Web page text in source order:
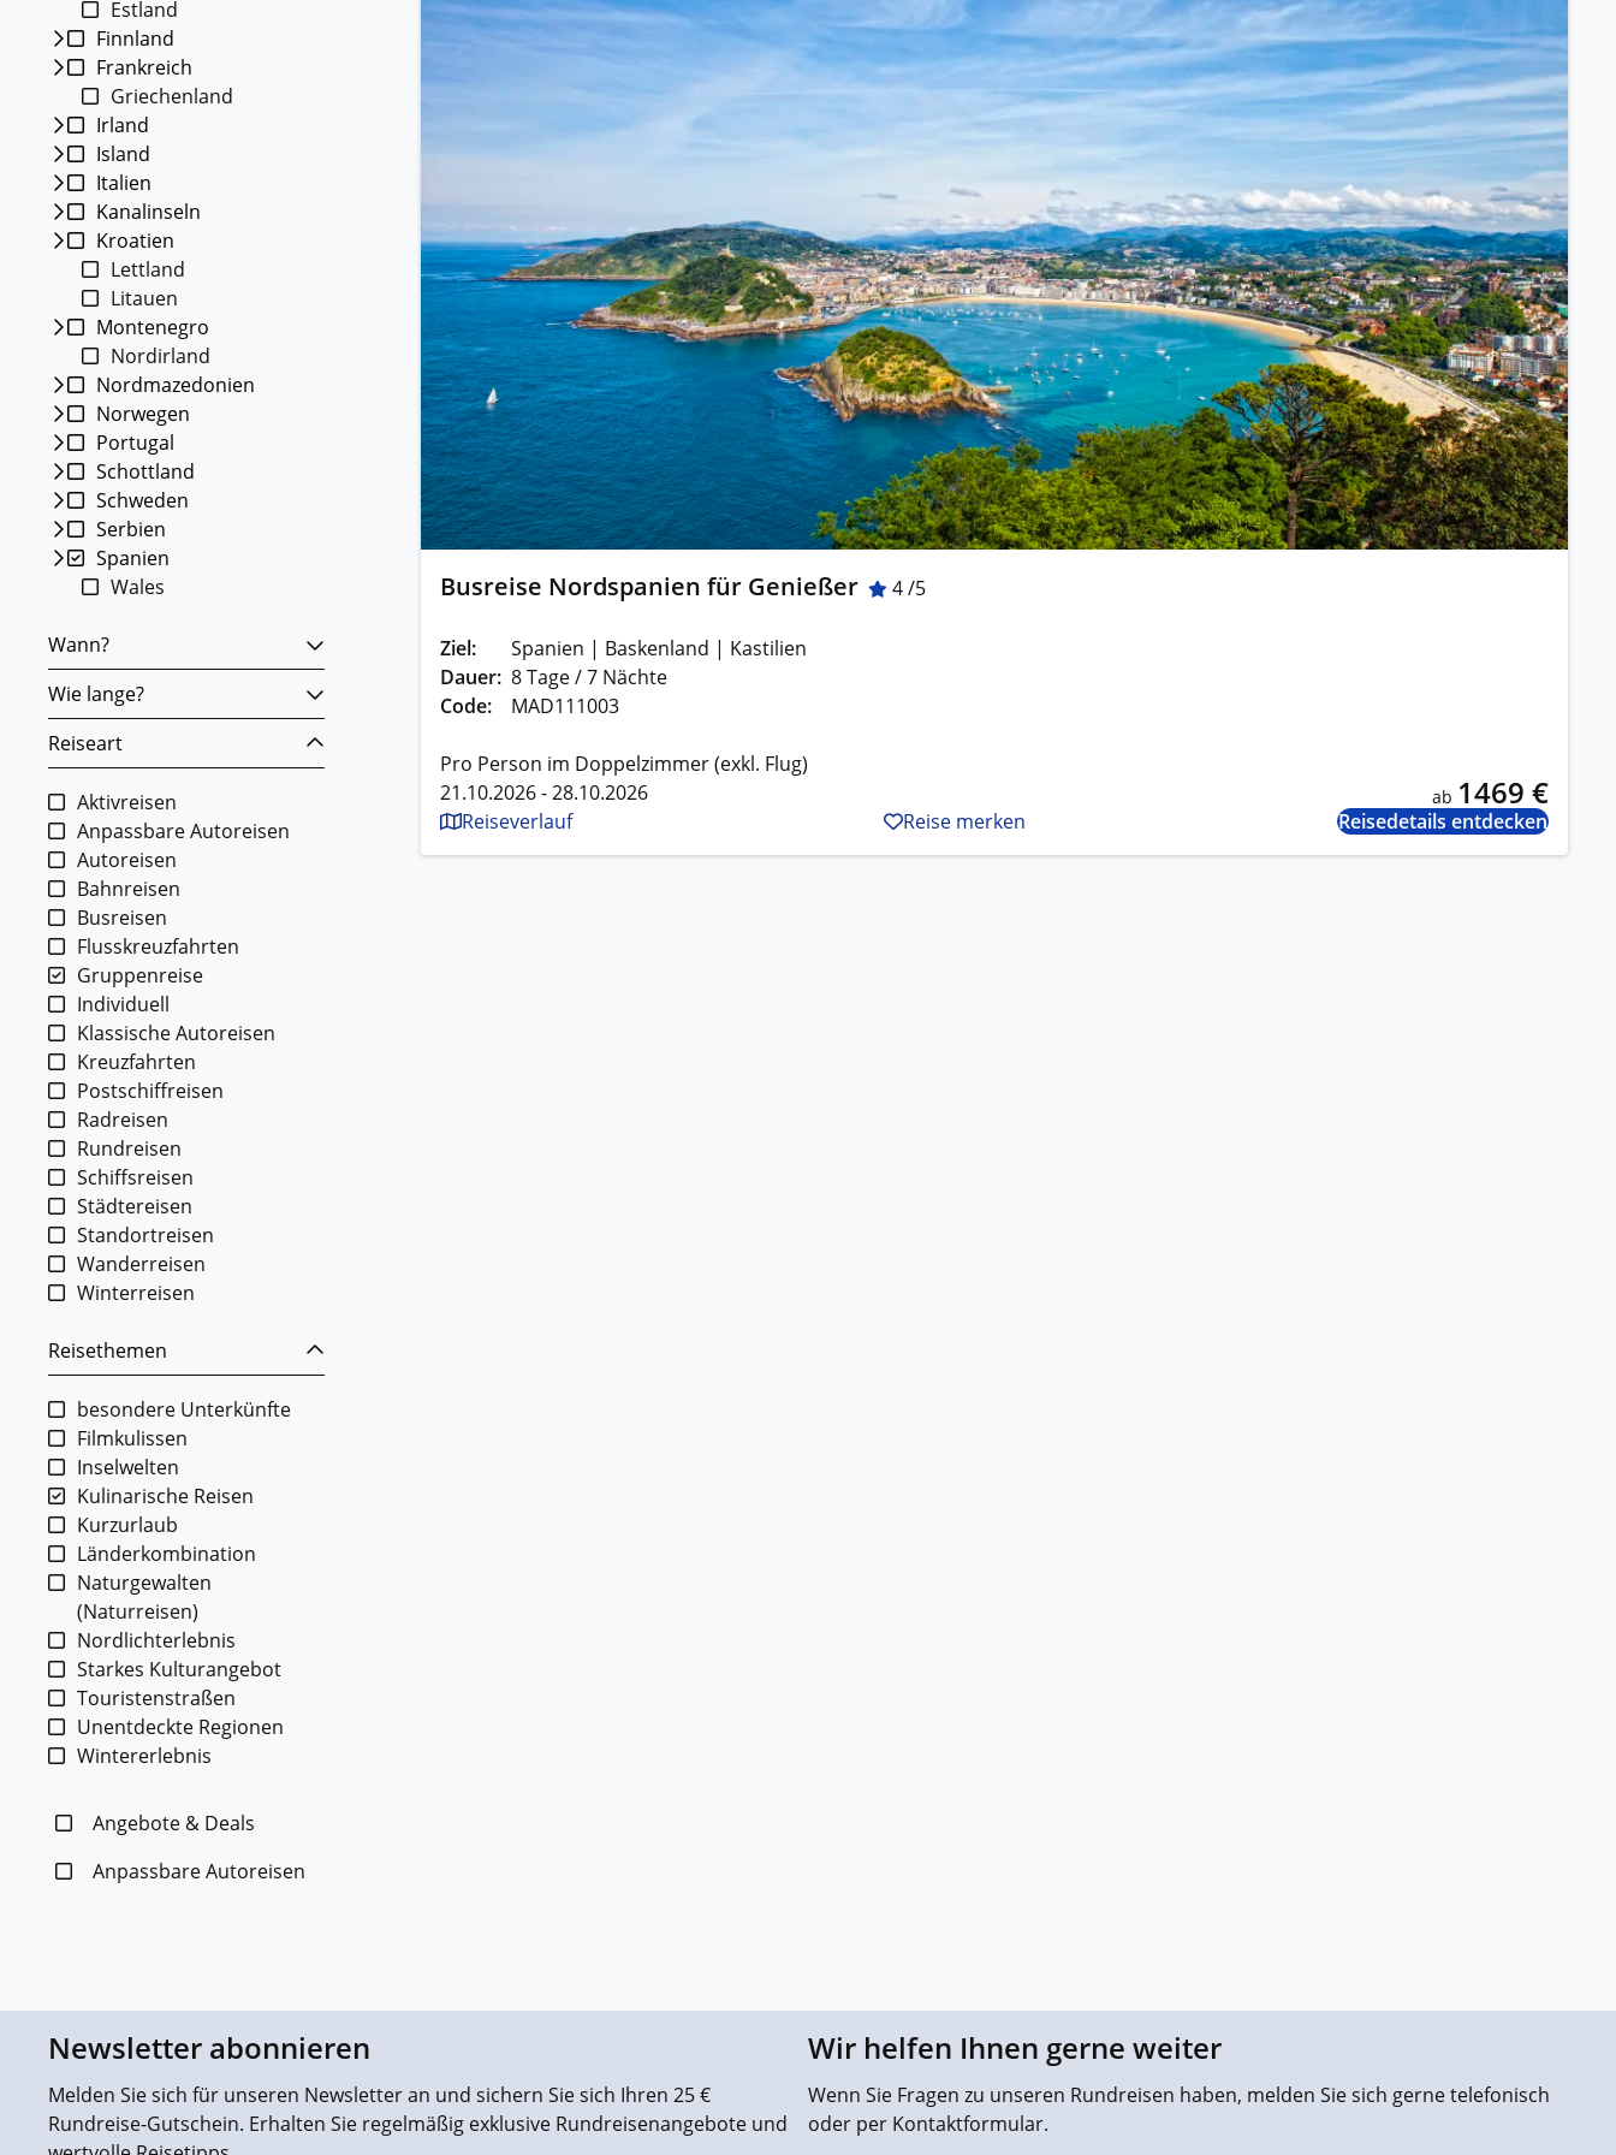
Kleingruppenreisen
Reisen in kleinen Gruppen mit max. 18
Teilnehmern – persönlich, intensiv und
Alle Gruppenreisen
Eine Stadt als Ausgangspunkt für spannende
Erkundungen und Ausflüge in die Umgebung.
Alle Autoreisen & mehr
Sehenswürdigkeiten an Land entdecken.
Estland
Finnland
Frankreich
Griechenland
Irland
Island
Italien
Kanalinseln
Kroatien
Lettland
Litauen
Montenegro
Nordirland
Nordmazedonien
Norwegen
Portugal
Schottland
Schweden
Serbien
Spanien
Wales
Wann?
Wie lange?
Reiseart
Aktivreisen
Anpassbare Autoreisen
Autoreisen
Bahnreisen
Busreisen
Flusskreuzfahrten
Gruppenreise
Individuell
Klassische Autoreisen
Kreuzfahrten
Postschiffreisen
Radreisen
Rundreisen
Schiffsreisen
Städtereisen
Standortreisen
Wanderreisen
Winterreisen
Reisethemen
besondere Unterkünfte
Filmkulissen
Inselwelten
Kulinarische Reisen
Kurzurlaub
Länderkombination
Naturgewalten
(Naturreisen)
Nordlichterlebnis
Starkes Kulturangebot
Touristenstraßen
Unentdeckte Regionen
Wintererlebnis
Angebote & Deals
Anpassbare Autoreisen
Busreise Nordspanien für Genießer 4 /5
Ziel:
Spanien | Baskenland | Kastilien
Dauer: 8 Tage / 7 Nächte
Code:
MAD111003
Pro Person im Doppelzimmer (exkl. Flug)
21.10.2026 - 28.10.2026
ab 1469 €
Reiseverlauf Reise merken Reisedetails entdecken
Newsletter abonnieren
Melden Sie sich für unseren Newsletter an und sichern Sie sich Ihren 25 €
Rundreise-Gutschein. Erhalten Sie regelmäßig exklusive Rundreisenangebote und
Wir helfen Ihnen gerne weiter
Wenn Sie Fragen zu unseren Rundreisen haben, melden Sie sich gerne telefonisch
oder per Kontaktformular.